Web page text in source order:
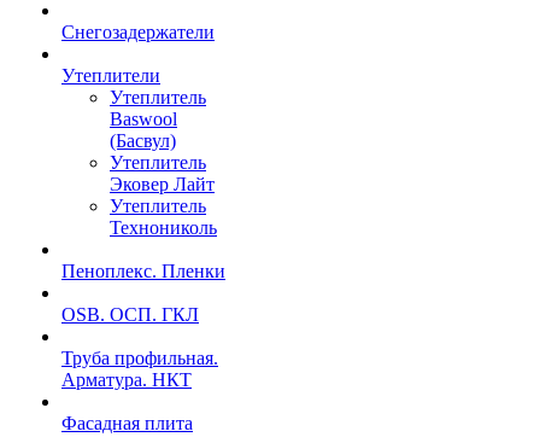
Снегозадержатели
Утеплители
Утеплитель
Baswool
(Басвул)
Утеплитель
Эковер Лайт
Утеплитель
Технониколь
Пеноплекс. Пленки
OSB. ОСП. ГКЛ
Труба профильная.
Арматура. НКТ
Фасадная плита